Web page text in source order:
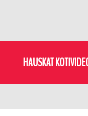
HAUSKAT